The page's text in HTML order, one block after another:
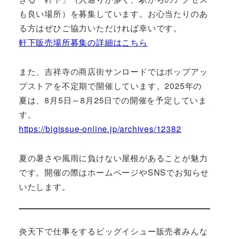
も良い場所）を募集しています。お心当たりのあ
る方はぜひご協力いただければ幸いです。
軒下販売場所募集の詳細はこちら
また、吉祥寺の商店街サンロードではポップアッ
プストアを不定期で開催しています。2025年の
夏は、8月5日～8月25日での開催を予定していま
す。
https://bigissue-online.jp/archives/12382
夏の暑さや風雨に負けない屋根があることが魅力
です。開催の際はホームページやSNSでお知らせ
いたします。
炎天下で仕事をするビッグイシュー販売者みんな